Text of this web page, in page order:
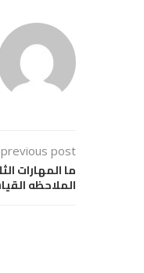
previous post
ما المهارات
الملاحظه